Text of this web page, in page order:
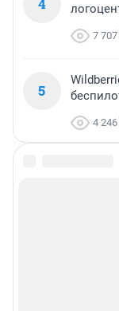
4
7 707
5
4 246